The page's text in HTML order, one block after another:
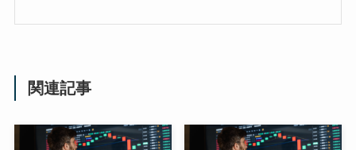
関連記事